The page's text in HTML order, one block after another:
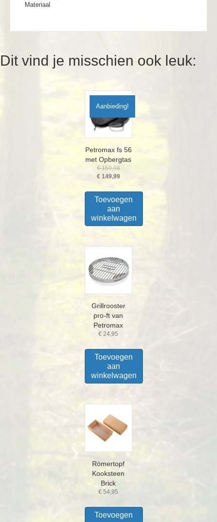
Materiaal
Dit vind je misschien ook leuk:
Aanbieding!
Petromax fs 56
met Opbergtas
€159,98Oorspronkelijke
prijs
€ 159,98.
€149,99Huidige
is:
€ 149,99.
Toevoegen
aan
winkelwagen
Grillrooster
pro-ft van
Petromax
€ 24,95
Toevoegen
aan
winkelwagen
Römertopf
Kooksteen
Brick
€ 54,95
Toevoegen